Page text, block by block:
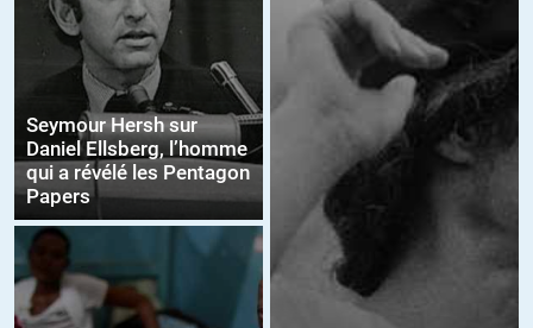
Seymour Hersh sur
Daniel Ellsberg, l’homme
qui a révélé les Pentagon
Papers